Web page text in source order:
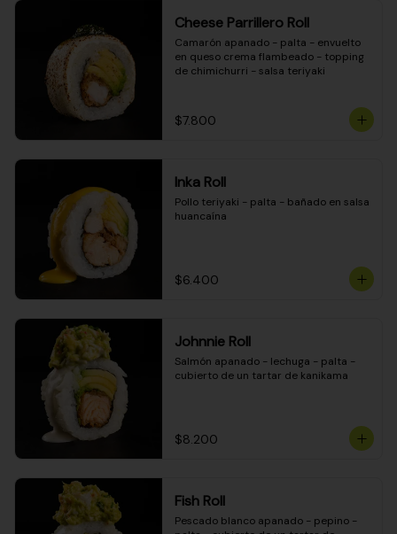
Cheese Parrillero Roll
Camarón apanado - palta - envuelto
en queso crema flambeado - topping
de chimichurri - salsa teriyaki
$7.800
Inka Roll
Pollo teriyaki - palta - bañado en salsa
huancaína
$6.400
Johnnie Roll
Salmón apanado - lechuga - palta -
cubierto de un tartar de kanikama
$8.200
Fish Roll
Pescado blanco apanado - pepino -